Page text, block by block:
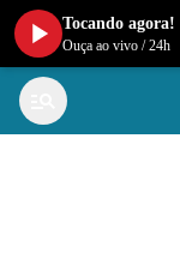
Tocando agora!
Ouça ao vivo /24h